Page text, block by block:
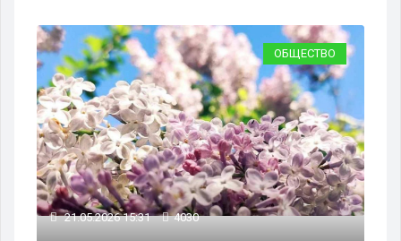
ОБЩЕСТВО
21.05.2026 15:31 4030